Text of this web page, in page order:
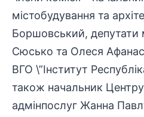
містобудування та
Боршовський, депутати
Сюсько та Олеся
ВГО \”Інститут
також начальник
адмінпослуг Жанна